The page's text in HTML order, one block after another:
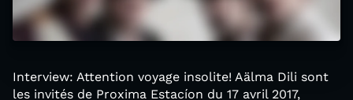
Interview: Attention voyage insolite! Aälma Dili sont
les invités de Proxima Estacíon du 17 avril 2017,